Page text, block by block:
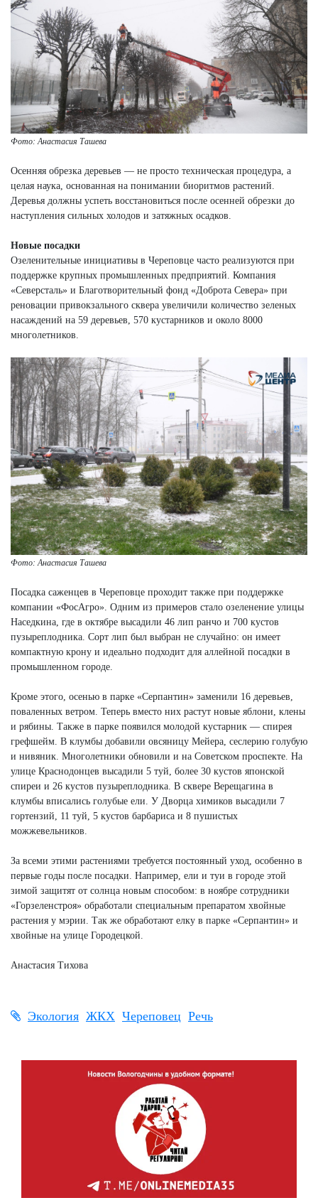
Фото: Анастасия Ташева
Осенняя обрезка деревьев — не просто техническая процедура, а
целая наука, основанная на понимании биоритмов растений.
Деревья должны успеть восстановиться после осенней обрезки до
наступления сильных холодов и затяжных осадков.
Новые посадки
Озеленительные инициативы в Череповце часто реализуются при
поддержке крупных промышленных предприятий. Компания
«Северсталь» и Благотворительный фонд «Доброта Севера» при
реновации привокзального сквера увеличили количество зеленых
насаждений на 59 деревьев, 570 кустарников и около 8000
многолетников.
Фото: Анастасия Ташева
Посадка саженцев в Череповце проходит также при поддержке
компании «ФосАгро». Одним из примеров стало озеленение улицы
Наседкина, где в октябре высадили 46 лип ранчо и 700 кустов
пузыреплодника. Сорт лип был выбран не случайно: он имеет
компактную крону и идеально подходит для аллейной посадки в
промышленном городе.
Кроме этого, осенью в парке «Серпантин» заменили 16 деревьев,
поваленных ветром. Теперь вместо них растут новые яблони, клены
и рябины. Также в парке появился молодой кустарник — спирея
грефшейм. В клумбы добавили овсяницу Мейера, сеслерию голубую
и нивяник. Многолетники обновили и на Советском проспекте. На
улице Краснодонцев высадили 5 туй, более 30 кустов японской
спиреи и 26 кустов пузыреплодника. В сквере Верещагина в
клумбы вписались голубые ели. У Дворца химиков высадили 7
гортензий, 11 туй, 5 кустов барбариса и 8 пушистых
можжевельников.
За всеми этими растениями требуется постоянный уход, особенно в
первые годы после посадки. Например, ели и туи в городе этой
зимой защитят от солнца новым способом: в ноябре сотрудники
«Горзеленстроя» обработали специальным препаратом хвойные
растения у мэрии. Так же обработают елку в парке «Серпантин» и
хвойные на улице Городецкой.
Анастасия Тихова
Экология ЖКХ Череповец Речь